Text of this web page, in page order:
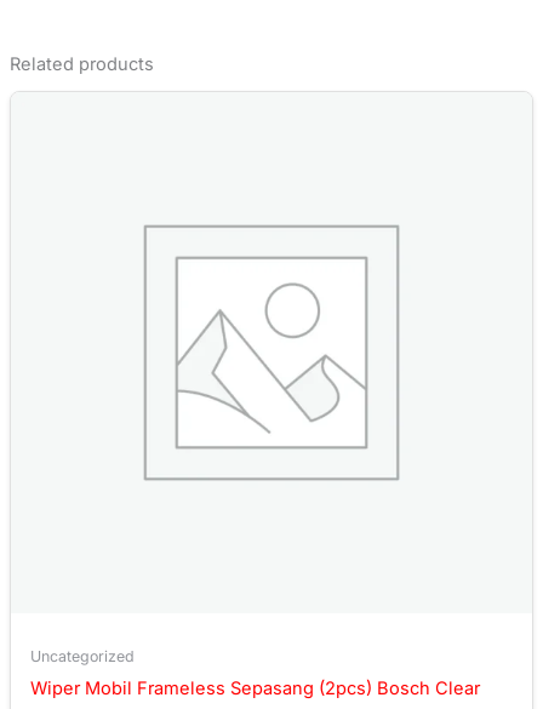
Related products
Uncategorized
Wiper Mobil Frameless Sepasang (2pcs) Bosch Clear